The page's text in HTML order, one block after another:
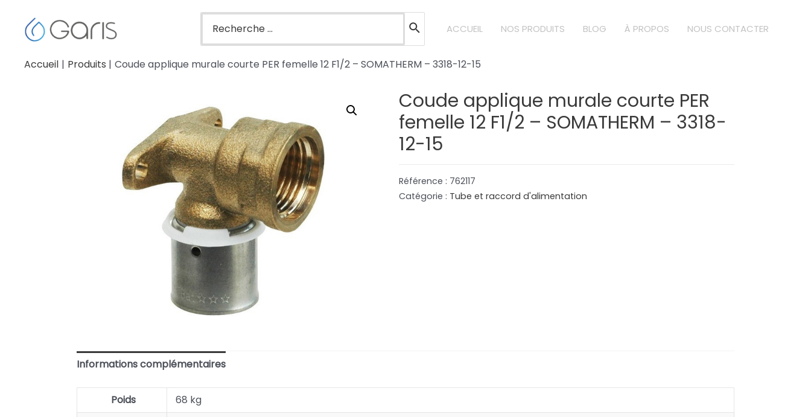
ACCUEIL NOS PRODUITS BLOG À PROPOS NOUS CONTACTER
Accueil Produits Coude applique murale courte PER femelle 12 F1/2 – SOMATHERM – 3318-12-15
Coude applique murale courte PER
femelle 12 F1/2 – SOMATHERM – 3318-
12-15
Référence : 762117
Catégorie : Tube et raccord d'alimentation
Informations complémentaires
Poids
68 kg